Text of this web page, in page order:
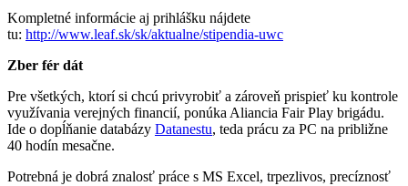
Kompletné informácie aj prihlášku nájdete
tu: http://www.leaf.sk/sk/aktualne/stipendia-uwc
Zber fér dát
Pre všetkých, ktorí si chcú privyrobiť a zároveň prispieť ku kontrole
využívania verejných financií, ponúka Aliancia Fair Play brigádu.
Ide o dopĺňanie databázy Datanestu, teda prácu za PC na približne
40 hodín mesačne.
Potrebná je dobrá znalosť práce s MS Excel, trpezlivos, precíznosť